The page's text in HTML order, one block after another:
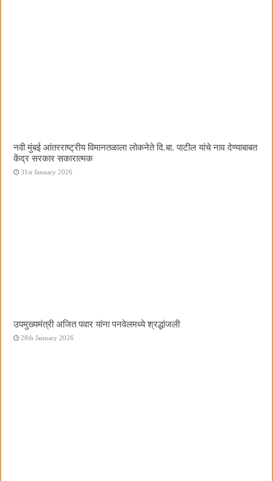
नवी मुंबई आंतरराष्ट्रीय विमानतळाला लोकनेते दि.बा. पाटील यांचे नाव देण्याबाबत
केंद्र सरकार सकारात्मक
31st January 2026
उपमुख्यमंत्री अजित पवार यांना पनवेलमध्ये श्रद्धांजली
28th January 2026